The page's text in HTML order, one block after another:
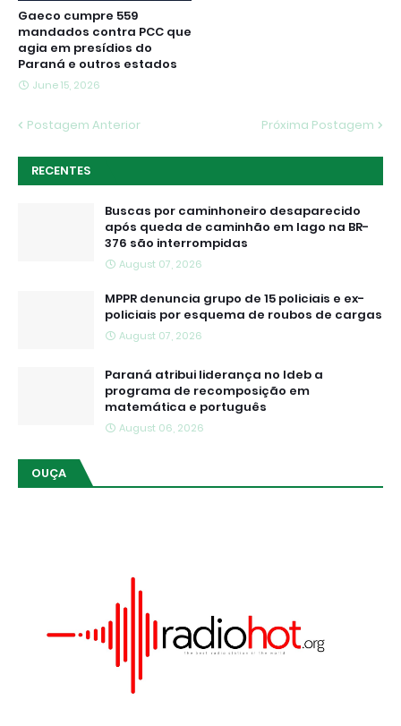
Gaeco cumpre 559
mandados contra PCC que
agia em presídios do
Paraná e outros estados
June 15, 2026
Postagem Anterior Próxima Postagem
RECENTES
Buscas por caminhoneiro desaparecido
após queda de caminhão em lago na BR-
376 são interrompidas
August 07, 2026
MPPR denuncia grupo de 15 policiais e ex-
policiais por esquema de roubos de cargas
August 07, 2026
Paraná atribui liderança no Ideb a
programa de recomposição em
matemática e português
August 06, 2026
OUÇA